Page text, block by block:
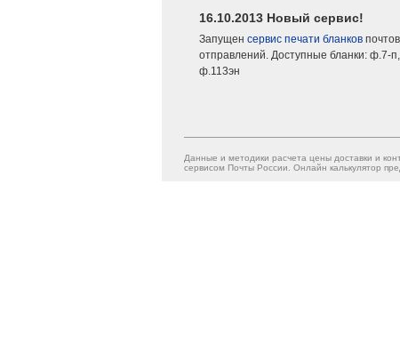
16.10.2013 Новый сервис!
Запущен сервис печати бланков
отправлений. Доступные бланки: ф.7-
ф.113эн
Данные и методики расчета цены доставки и
сервисом Почты России. Онлайн калькулятор